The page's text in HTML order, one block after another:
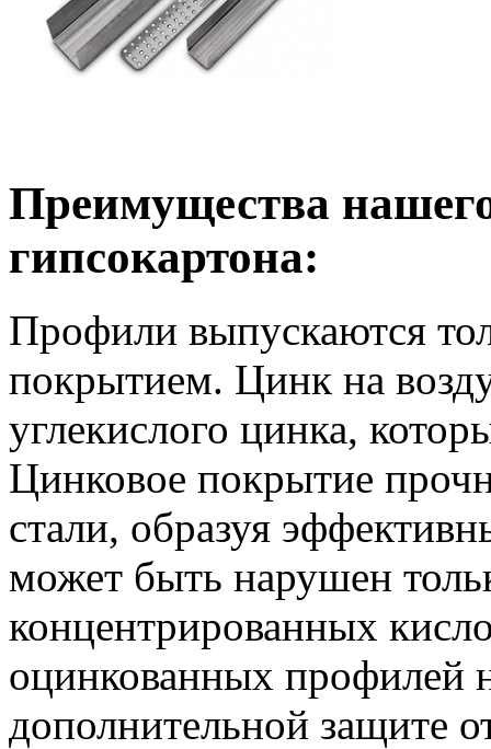
Преимущества
гипсокартона:
Профили выпускаются
покрытием. Цинк на
углекислого цинка,
Цинковое покрытие
стали, образуя
может быть нарушен
концентрированных
оцинкованных профилей
дополнительной защите